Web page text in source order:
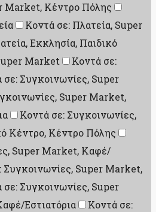
Market, Κέντρο Πόλης
Κοντά σε: Πλατεία, Super
Εκκλησία, Παιδικό
Market
Κοντά σε:
σε: Συγκοινωνίες, Super
Super Market,
Κοντά σε: Συγκοινωνίες,
Κέντρο, Κέντρο Πόλης
Super Market, Καφέ/
Συγκοινωνίες, Super Market,
σε: Συγκοινωνίες, Super
Εστιατόρια
Κοντά σε: